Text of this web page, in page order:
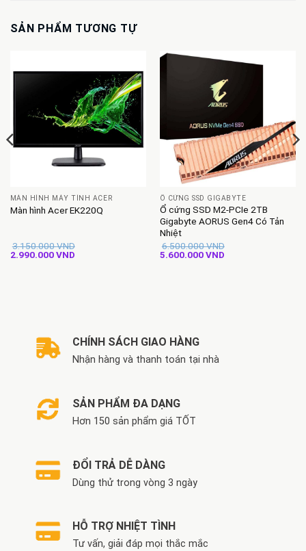
SẢN PHẨM TƯƠNG TỰ
MÀN HÌNH MÁY TÍNH ACER
Màn hình Acer EK220Q
3.150.000VND
Giá
2.990.000VNDGiá
Ổ CỨNG SSD GIGABYTE
Ổ cứng SSD M2-PCIe 2TB
Gigabyte AORUS Gen4 Có Tản
Nhiệt
6.500.000VND
Giá
5.600.000VNDGiá
CHÍNH SÁCH GIAO HÀNG
Nhận hàng và thanh toán tại nhà
SẢN PHẨM ĐA DẠNG
Hơn 150 sản phẩm giá TỐT
ĐỔI TRẢ DỄ DÀNG
Dùng thử trong vòng 3 ngày
HỖ TRỢ NHIỆT TÌNH
Tư vấn, giải đáp mọi thắc mắc